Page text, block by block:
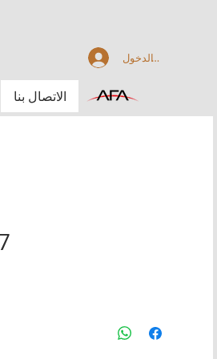
تسجيل الدخول
الاتصال بنا